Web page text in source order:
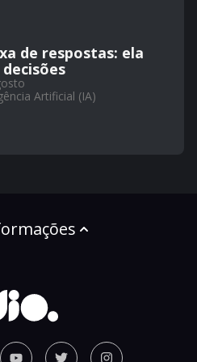
de respostas: ela
Artificial (IA)